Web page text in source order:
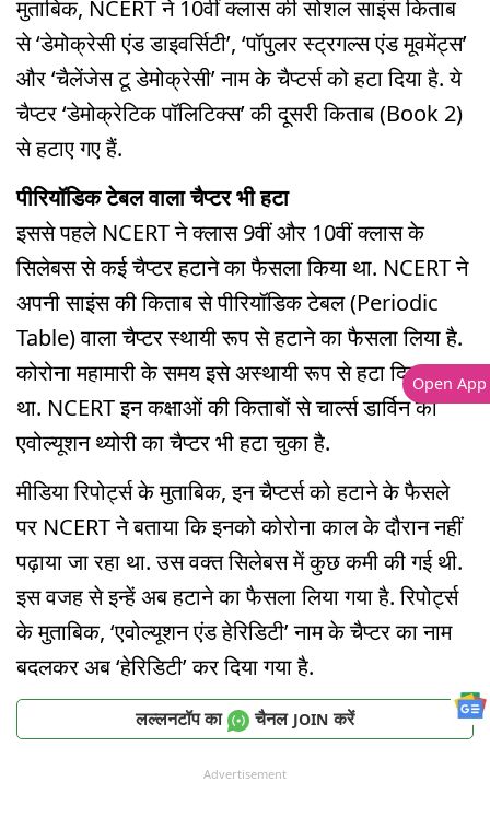
मुताबिक, NCERT ने 10वीं क्लास की सोशल साइंस किताब
से ‘डेमोक्रेसी एंड डाइवर्सिटी’, ‘पॉपुलर स्ट्रगल्स एंड मूवमेंट्स’
और ‘चैलेंजेस टू डेमोक्रेसी’ नाम के चैप्टर्स को हटा दिया है. ये
चैप्टर ‘डेमोक्रेटिक पॉलिटिक्स’ की दूसरी किताब (Book 2)
से हटाए गए हैं.
पीरियॉडिक टेबल वाला चैप्टर भी हटा
इससे पहले NCERT ने क्लास 9वीं और 10वीं क्लास के
सिलेबस से कई चैप्टर हटाने का फैसला किया था. NCERT ने
अपनी साइंस की किताब से पीरियॉडिक टेबल (Periodic
Table) वाला चैप्टर स्थायी रूप से हटाने का फैसला लिया है.
कोरोना महामारी के समय इसे अस्थायी रूप से हटा दिया गया
था. NCERT इन कक्षाओं की किताबों से चार्ल्स डार्विन की
एवोल्यूशन थ्योरी का चैप्टर भी हटा चुका है.
मीडिया रिपोर्ट्स के मुताबिक, इन चैप्टर्स को हटाने के फैसले
पर NCERT ने बताया कि इनको कोरोना काल के दौरान नहीं
पढ़ाया जा रहा था. उस वक्त सिलेबस में कुछ कमी की गई थी.
इस वजह से इन्हें अब हटाने का फैसला लिया गया है. रिपोर्ट्स
के मुताबिक, ‘एवोल्यूशन एंड हेरिडिटी’ नाम के चैप्टर का नाम
बदलकर अब ‘हेरिडिटी’ कर दिया गया है.
लल्लनटॉप का चैनल JOIN करें
Advertisement
Open App